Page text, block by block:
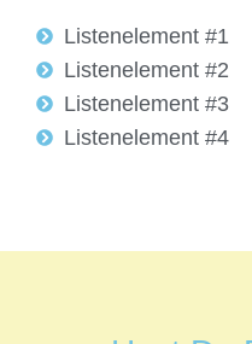
Listenelement #1
Listenelement #2
Listenelement #3
Listenelement #4